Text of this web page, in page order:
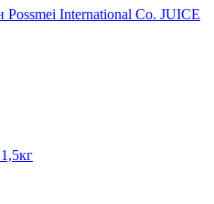
Possmei International Co. JUICE